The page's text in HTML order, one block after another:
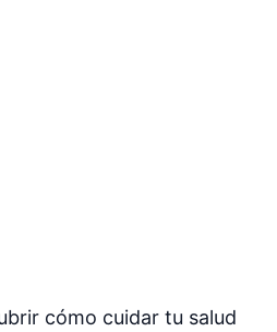
cómo cuidar tu salud